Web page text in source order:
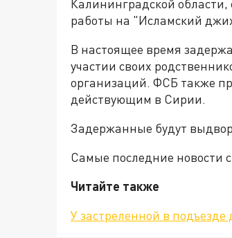
Калининградской
работы на "Исламский
В настоящее время
участии своих
организаций. ФСБ также
действующим в Сирии.
Задержанные будут
Самые последние новости
Читайте также
У застреленной в